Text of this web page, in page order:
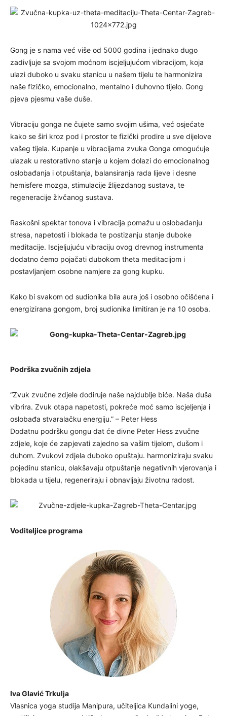
Gong je s nama već više od 5000 godina i jednako dugo
zadivljuje sa svojom moćnom iscjeljujućom vibracijom, koja
ulazi duboko u svaku stanicu u našem tijelu te harmonizira
naše fizičko, emocionalno, mentalno i duhovno tijelo. Gong
pjeva pjesmu vaše duše.
Vibraciju gonga ne čujete samo svojim ušima, već osjećate
kako se širi kroz pod i prostor te fizički prodire u sve dijelove
vašeg tijela. Kupanje u vibracijama zvuka Gonga omogućuje
ulazak u restorativno stanje u kojem dolazi do emocionalnog
oslobađanja i otpuštanja, balansiranja rada lijeve i desne
hemisfere mozga, stimulacije žlijezdanog sustava, te
regeneracije živčanog sustava.
Raskošni spektar tonova i vibracija pomažu u oslobađanju
stresa, napetosti i blokada te postizanju stanje duboke
meditacije. Iscjeljujuću vibraciju ovog drevnog instrumenta
dodatno ćemo pojačati dubokom theta meditacijom i
postavljanjem osobne namjere za gong kupku.
Kako bi svakom od sudionika bila aura još i osobno očišćena i
energizirana gongom, broj sudionika limitiran je na 10 osoba.
Podrška zvučnih zdjela
“Zvuk zvučne zdjele dodiruje naše najdublje biće. Naša duša
vibrira. Zvuk otapa napetosti, pokreće moć samo iscjeljenja i
oslobađa stvaralačku energiju.” – Peter Hess
Dodatnu podršku gongu dat će divne Peter Hess zvučne
zdjele, koje će zapjevati zajedno sa vašim tijelom, dušom i
duhom. Zvukovi zdjela duboko opuštaju. harmoniziraju svaku
pojedinu stanicu, olakšavaju otpuštanje negativnih vjerovanja i
blokada u tijelu, regeneriraju i obnavljaju životnu radost.
Voditeljice programa
Iva Glavić Trkulja
Vlasnica yoga studija Manipura, učiteljica Kundalini yoge,